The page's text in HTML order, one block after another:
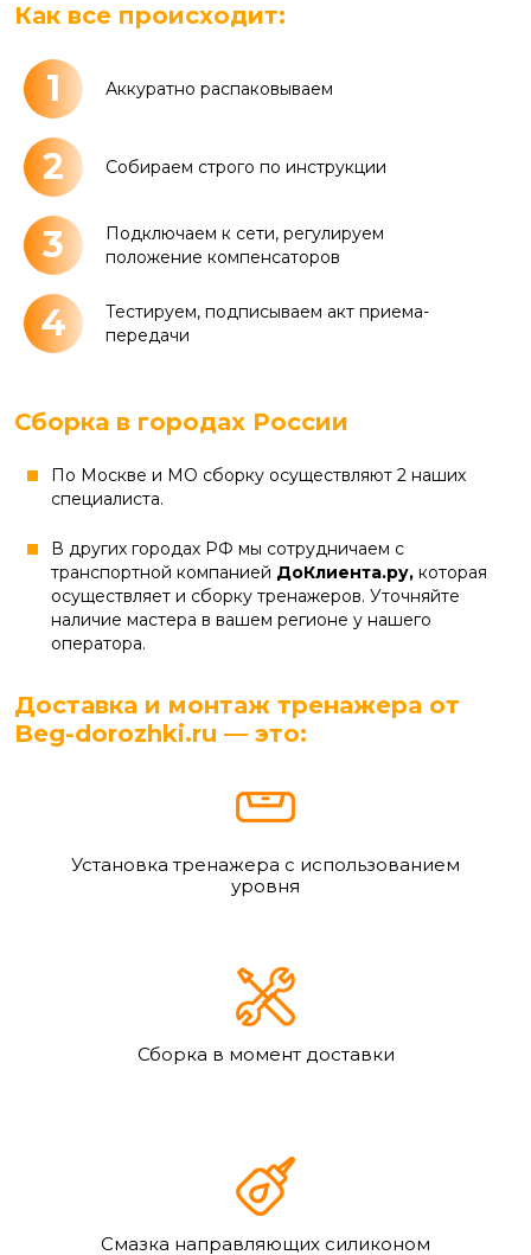
Как все происходит:
1 Аккуратно распаковываем
2 Собираем строго по инструкции
3
Подключаем к сети, регулируем
положение компенсаторов
4
Тестируем, подписываем акт приема-
передачи
Сборка в городах России
По Москве и МО сборку осуществляют 2 наших
специалиста.
В других городах РФ мы сотрудничаем с
транспортной компанией ДоКлиента.ру, которая
осуществляет и сборку тренажеров. Уточняйте
наличие мастера в вашем регионе у нашего
оператора.
Доставка и монтаж тренажера от
Beg-dorozhki.ru — это:
Установка тренажера с использованием
уровня
Сборка в момент доставки
Смазка направляющих силиконом